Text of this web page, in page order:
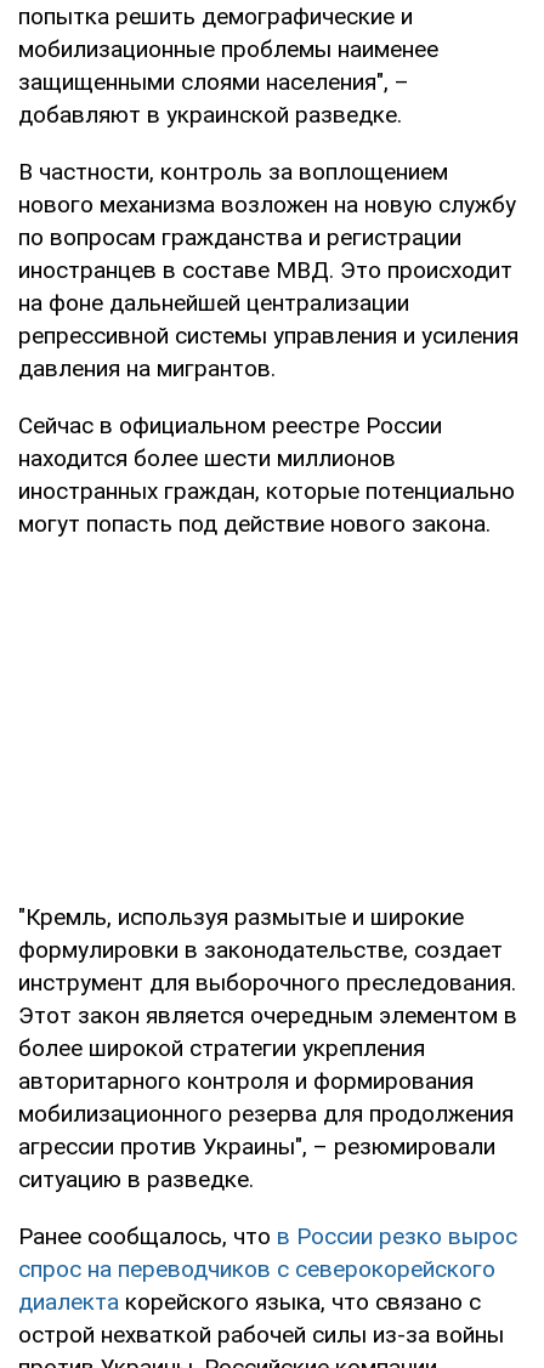
попытка решить демографические и
мобилизационные проблемы наименее
защищенными слоями населения", –
добавляют в украинской разведке.
В частности, контроль за воплощением
нового механизма возложен на новую службу
по вопросам гражданства и регистрации
иностранцев в составе МВД. Это происходит
на фоне дальнейшей централизации
репрессивной системы управления и усиления
давления на мигрантов.
Сейчас в официальном реестре России
находится более шести миллионов
иностранных граждан, которые потенциально
могут попасть под действие нового закона.
"Кремль, используя размытые и широкие
формулировки в законодательстве, создает
инструмент для выборочного преследования.
Этот закон является очередным элементом в
более широкой стратегии укрепления
авторитарного контроля и формирования
мобилизационного резерва для продолжения
агрессии против Украины", – резюмировали
ситуацию в разведке.
Ранее сообщалось, что в России резко вырос
спрос на переводчиков с северокорейского
диалекта корейского языка, что связано с
острой нехваткой рабочей силы из-за войны